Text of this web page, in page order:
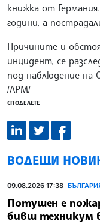
книжка от
години, а
Причините и
инцидент, се
под наблюдение на
/ЛРМ/
СПОДЕЛЕТЕ
ВОДЕЩИ
09.08.2026 17:38
Потушен е
бивш техникум